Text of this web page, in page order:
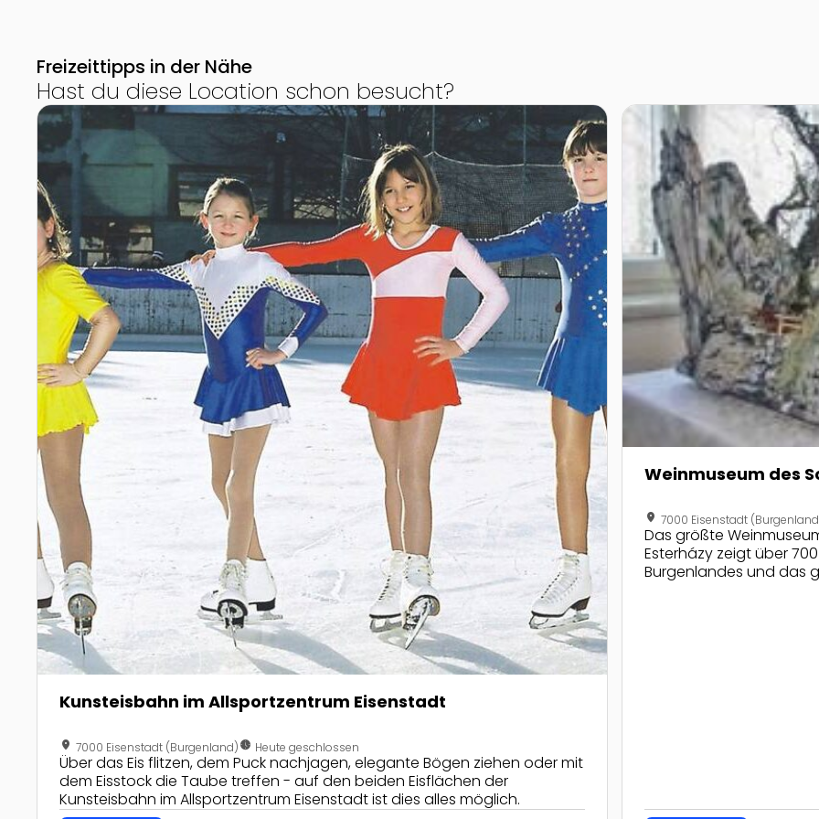
Freizeittipps in der Nähe
Hast du diese Location schon besucht?
Zur Detailseite von Kunsteisbahn im Allsportzentrum Eisenstadt
Kunsteisbahn im Allsportzentrum Eisenstadt
location_on 7000 Eisenstadt (Burgenland)nest_clock_farsight_analog Heute geschlossen
Über das Eis flitzen, dem Puck nachjagen, elegante Bögen ziehen oder mit
dem Eisstock die Taube treffen - auf den beiden Eisflächen der
Kunsteisbahn im Allsportzentrum Eisenstadt ist dies alles möglich.
Zur Detailseite von
Weinmuseum des
location_on 7000 Eisenstadt
Das größte
Esterházy zeigt über
Burgenlandes und das